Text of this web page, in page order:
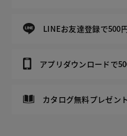
LINEお友達登録で500
アプリダウンロードで
カタログ無料プレゼント